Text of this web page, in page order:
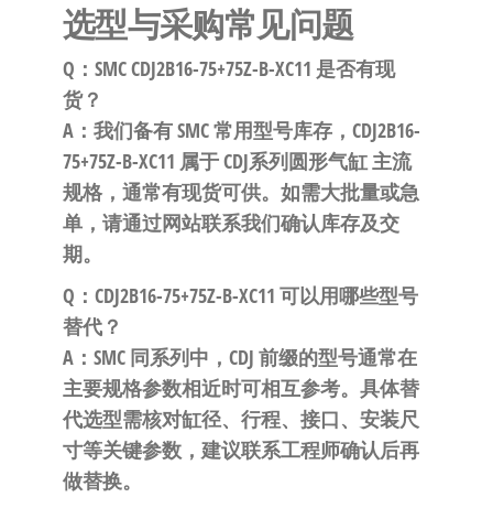
选型与采购常见问题
Q：SMC CDJ2B16-75+75Z-B-XC11 是否有现
货？
A：我们备有 SMC 常用型号库存，CDJ2B16-
75+75Z-B-XC11 属于 CDJ系列圆形气缸 主流
规格，通常有现货可供。如需大批量或急
单，请通过网站联系我们确认库存及交
期。
Q：CDJ2B16-75+75Z-B-XC11 可以用哪些型号
替代？
A：SMC 同系列中，CDJ 前缀的型号通常在
主要规格参数相近时可相互参考。具体替
代选型需核对缸径、行程、接口、安装尺
寸等关键参数，建议联系工程师确认后再
做替换。